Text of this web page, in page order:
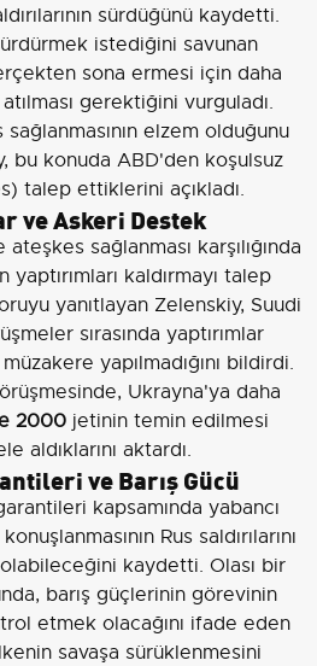
sürdüğünü kaydetti.
istediğini savunan
sona ermesi için daha
gerektiğini vurguladı.
elzem olduğunu
bu konuda ABD'den koşulsuz
talep ettiklerini açıkladı.
ve Askeri Destek
sağlanması karşılığında
kaldırmayı talep
yanıtlayan Zelenskiy, Suudi
sırasında yaptırımlar
yapılmadığını bildirdi.
Ukrayna'ya daha
2000 jetinin temin edilmesi
aldıklarını aktardı.
ve Barış Gücü
kapsamında yabancı
Rus saldırılarını
kaydetti. Olası bir
barış güçlerinin görevinin
etmek olacağını ifade eden
savaşa sürüklenmesini